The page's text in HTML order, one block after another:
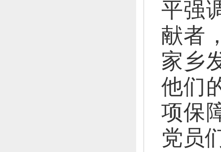
平强
献者
家乡
他们
项保
党员